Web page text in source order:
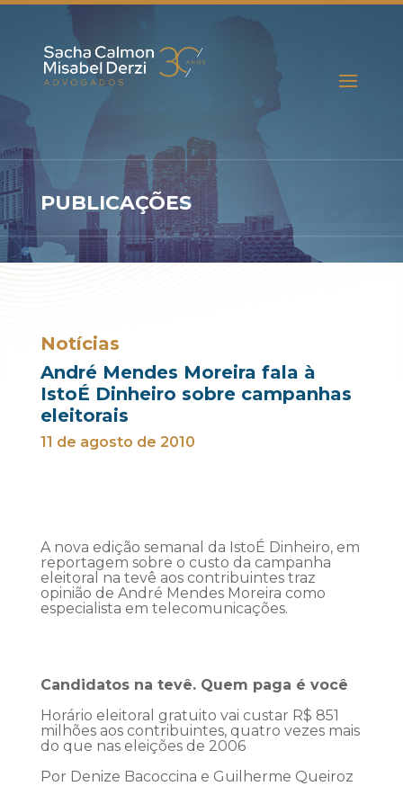
PUBLICAÇÕES
Notícias
André Mendes Moreira fala à
IstoÉ Dinheiro sobre campanhas
eleitorais
11 de agosto de 2010
A nova edição semanal da IstoÉ Dinheiro, em
reportagem sobre o custo da campanha
eleitoral na tevê aos contribuintes traz
opinião de André Mendes Moreira como
especialista em telecomunicações.
Candidatos na tevê. Quem paga é você
Horário eleitoral gratuito vai custar R$ 851
milhões aos contribuintes, quatro vezes mais
do que nas eleições de 2006
Por Denize Bacoccina e Guilherme Queiroz